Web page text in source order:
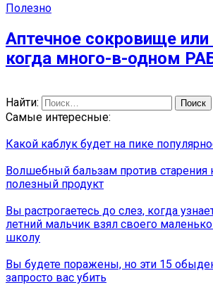
Полезно
Аптечное сокровище или
когда много-в-одном
Найти:
Самые интересные:
Какой каблук будет на пике
Волшебный бальзам против старения
полезный продукт
Вы растрогаетесь до слез, когда
летний мальчик взял своего
школу
Вы будете поражены, но эти 15
запросто вас убить